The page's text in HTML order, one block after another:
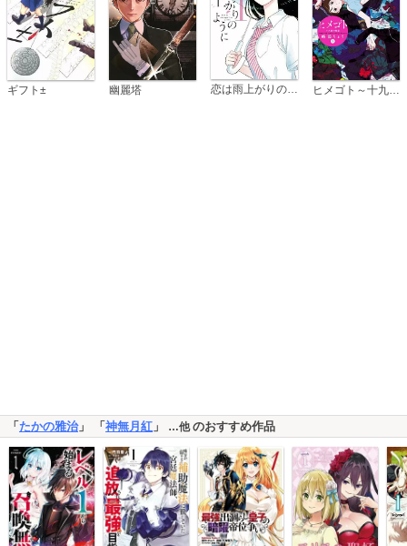
ギフト± 幽麗塔 恋は雨上がりのように
「 たかの雅治」 「 神無月紅 」 …他のおすすめ作品